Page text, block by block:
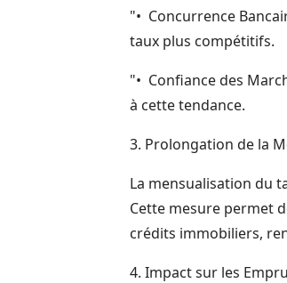
"• Concurrence
taux plus compétitifs.
"• Confiance des
à cette tendance.
3. Prolongation de la
La mensualisation du
Cette mesure permet
crédits immobiliers,
4. Impact sur les